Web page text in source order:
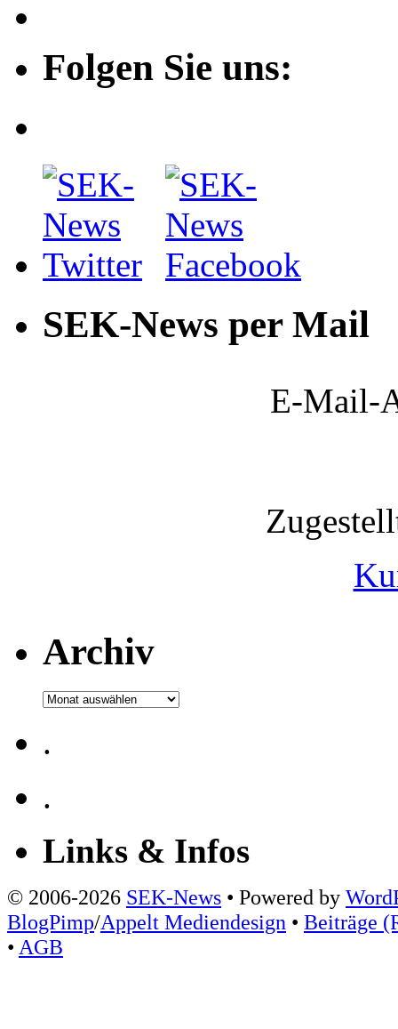
Folgen Sie uns:
SEK-News per Mail
E-Mail-
Archiv
Archiv
.
.
Links & Infos
© 2006-2026 SEK-News • Powered by
BlogPimp/Appelt Mediendesign • Beiträge
• AGB